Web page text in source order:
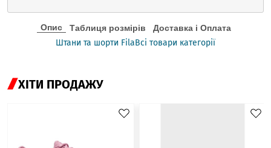
Опис Таблиця розмірів Доставка і Оплата
Штани та шорти FilaВсі товари категорії
ХІТИ ПРОДАЖУ